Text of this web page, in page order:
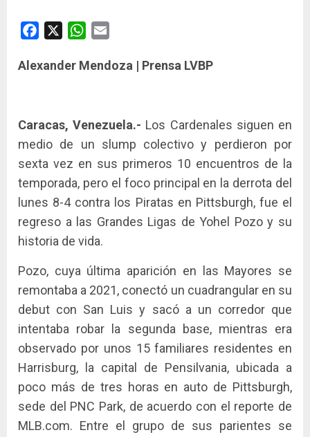
Facebook WhatsApp
Alexander Mendoza | Prensa LVBP
Caracas, Venezuela.- Los Cardenales siguen en
medio de un slump colectivo y perdieron por
sexta vez en sus primeros 10 encuentros de la
temporada, pero el foco principal en la derrota del
lunes 8-4 contra los Piratas en Pittsburgh, fue el
regreso a las Grandes Ligas de Yohel Pozo y su
historia de vida.
Pozo, cuya última aparición en las Mayores se
remontaba a 2021, conectó un cuadrangular en su
debut con San Luis y sacó a un corredor que
intentaba robar la segunda base, mientras era
observado por unos 15 familiares residentes en
Harrisburg, la capital de Pensilvania, ubicada a
poco más de tres horas en auto de Pittsburgh,
sede del PNC Park, de acuerdo con el reporte de
MLB.com. Entre el grupo de sus parientes se